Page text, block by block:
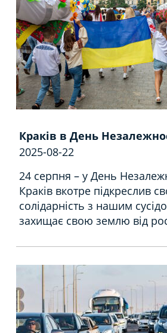
Краків в День
2025-08-22
24 серпня – у День
Краків вкотре підкреслив
солідарність з нашим
захищає свою землю від